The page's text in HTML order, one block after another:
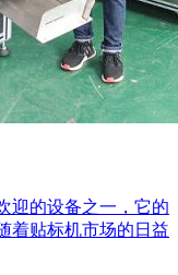
迎的设备之一，它的
着贴标机市场的日益